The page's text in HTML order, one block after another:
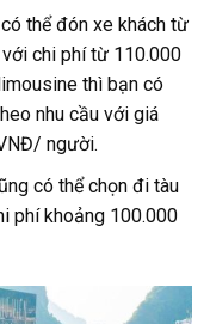
thể đón xe khách từ
chi phí từ 110.000
thì bạn có
nhu cầu với giá
người.
có thể chọn đi tàu
phí khoảng 100.000